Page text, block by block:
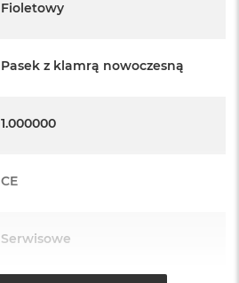
Fioletowy
Pasek z klamrą nowoczesną
1.000000
CE
Serwisowe